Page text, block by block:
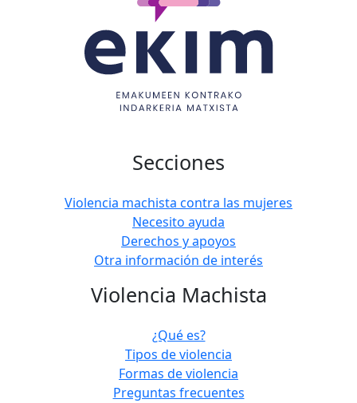
Secciones
Violencia machista contra las mujeres
Necesito ayuda
Derechos y apoyos
Otra información de interés
Violencia Machista
¿Qué es?
Tipos de violencia
Formas de violencia
Preguntas frecuentes